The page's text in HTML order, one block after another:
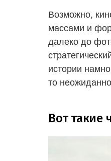
Возможно,
массами и
далеко до
истории
то
Вот такие